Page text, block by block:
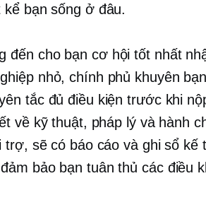
kể bạn sống ở đâu.
đến cho bạn cơ hội tốt nhất
nhỏ, chính phủ khuyên
tắc đủ điều kiện trước khi
về kỹ thuật, pháp lý và hành
sẽ có báo cáo và ghi sổ kế
bảo bạn tuân thủ các điều